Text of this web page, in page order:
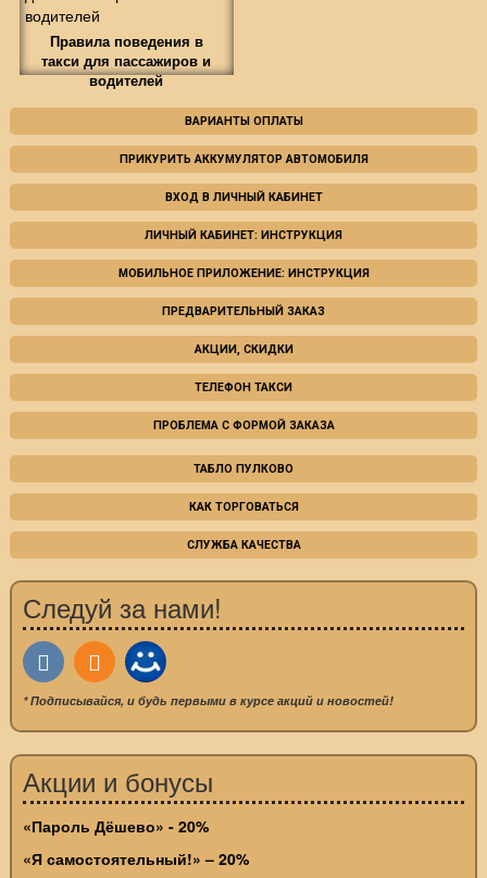
Правила поведения в
такси для пассажиров и
водителей
ВАРИАНТЫ ОПЛАТЫ
ПРИКУРИТЬ АККУМУЛЯТОР АВТОМОБИЛЯ
ВХОД В ЛИЧНЫЙ КАБИНЕТ
ЛИЧНЫЙ КАБИНЕТ: ИНСТРУКЦИЯ
МОБИЛЬНОЕ ПРИЛОЖЕНИЕ: ИНСТРУКЦИЯ
ПРЕДВАРИТЕЛЬНЫЙ ЗАКАЗ
АКЦИИ, СКИДКИ
ТЕЛЕФОН ТАКСИ
ПРОБЛЕМА С ФОРМОЙ ЗАКАЗА
ТАБЛО ПУЛКОВО
КАК ТОРГОВАТЬСЯ
СЛУЖБА КАЧЕСТВА
Следуй за нами!
* Подписывайся, и будь первыми в курсе акций и новостей!
Акции и бонусы
«Пароль Дёшево» - 20%
«Я самостоятельный!» – 20%